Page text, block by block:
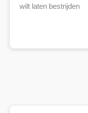
wilt laten bestrijden